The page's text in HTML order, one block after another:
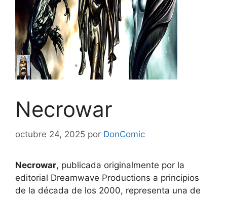
Necrowar
octubre 24, 2025 por DonComic
Necrowar, publicada originalmente por la
editorial Dreamwave Productions a principios
de la década de los 2000, representa una de